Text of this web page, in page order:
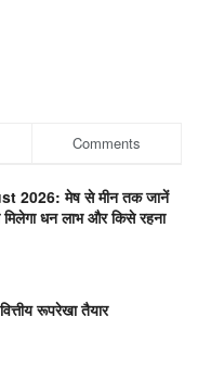
Comments
2026: मेष से मीन तक जानें
धन लाभ और किसे रहना
रूपरेखा तैयार